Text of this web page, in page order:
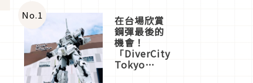
No.1 在台場欣賞
鋼彈最後的
機會！
「DiverCity
Tokyo